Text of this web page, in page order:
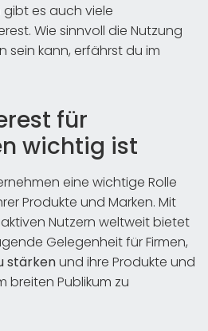
es auch viele
Wie sinnvoll die Nutzung
sein kann, erfährst du im
für
wichtig ist
eine wichtige Rolle
Produkte und Marken. Mit
Nutzern weltweit bietet
Gelegenheit für Firmen,
stärkenund ihre Produkte und
breiten Publikum zu